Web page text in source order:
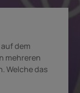
dem
mehreren
Welche das